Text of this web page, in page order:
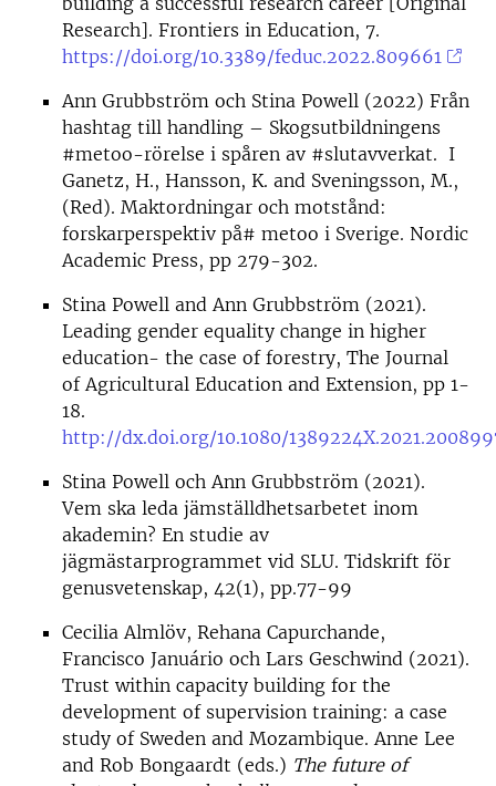
Research]. Frontiers in Education, 7.
https://doi.org/10.3389/feduc.2022.809661
Ann Grubbström och Stina Powell (2022) Från
hashtag till handling – Skogsutbildningens
#metoo-rörelse i spåren av #slutavverkat. I
Ganetz, H., Hansson, K. and Sveningsson, M.,
(Red). Maktordningar och motstånd:
forskarperspektiv på# metoo i Sverige. Nordic
Academic Press, pp 279-302.
Stina Powell and Ann Grubbström (2021).
Leading gender equality change in higher
education- the case of forestry, The Journal
of Agricultural Education and Extension, pp 1-
18.
http://dx.doi.org/10.1080/
Stina Powell och Ann Grubbström (2021).
Vem ska leda jämställdhetsarbetet inom
akademin? En studie av
jägmästarprogrammet vid SLU. Tidskrift för
genusvetenskap, 42(1), pp.77-99
Cecilia Almlöv, Rehana Capurchande,
Francisco Januário och Lars Geschwind (2021).
Trust within capacity building for the
development of supervision training: a case
study of Sweden and Mozambique. Anne Lee
and Rob Bongaardt (eds.) The future of